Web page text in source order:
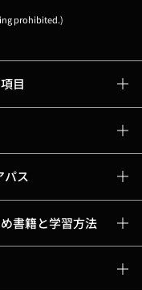
prohibited.)
目
パス
書籍と学習方法